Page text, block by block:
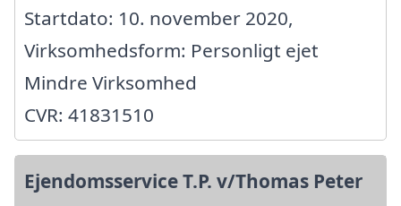
Startdato: 10. november 2020,
Virksomhedsform: Personligt ejet
Mindre Virksomhed
CVR: 41831510
Ejendomsservice T.P. v/Thomas Peter